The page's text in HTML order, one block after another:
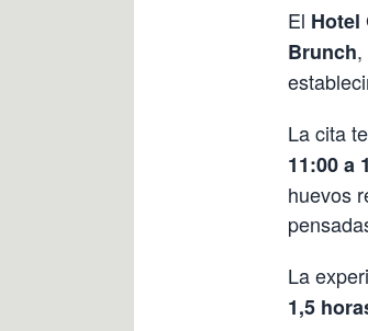
El Hotel
Brunch
La cita
11:00 a
huevos
La
1,5